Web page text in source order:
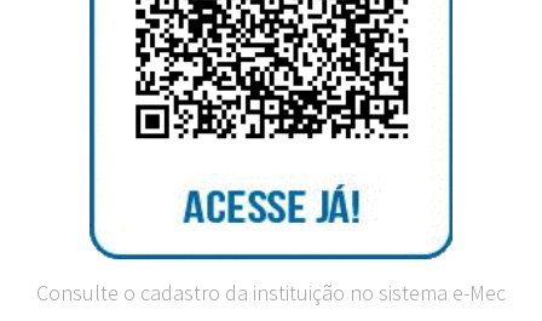
Consulte o cadastro da instituição no sistema e-Mec